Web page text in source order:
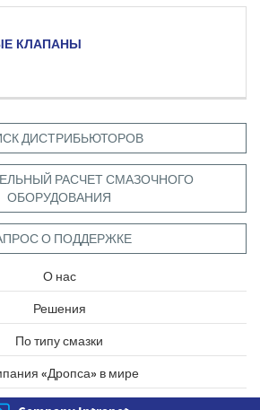
КЛАПАНЫ
ДИСТРИБЬЮТОРОВ
РАСЧЕТ СМАЗОЧНОГО
ОБОРУДОВАНИЯ
О ПОДДЕРЖКЕ
О нас
Решения
По типу смазки
«Дропса» в мире